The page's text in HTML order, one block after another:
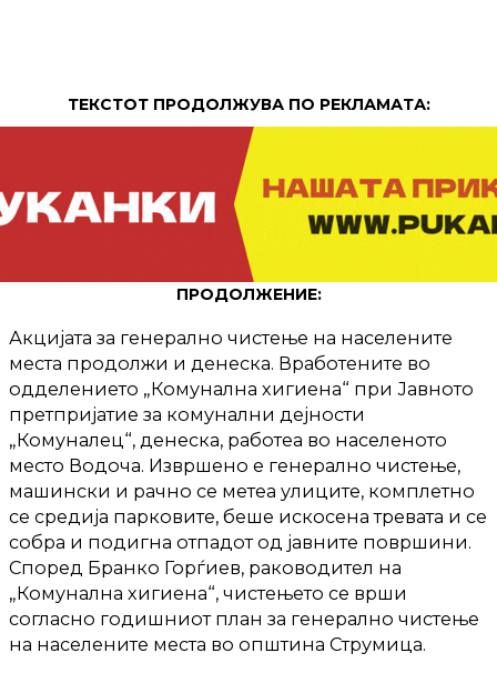
ТЕКСТОТ ПРОДОЛЖУВА ПО РЕКЛАМАТА:
ПРОДОЛЖЕНИЕ:
Акцијата за генерално чистење на населените
места продолжи и денеска. Вработените во
одделението „Комунална хигиена“ при Јавното
претпријатие за комунални дејности
„Комуналец“, денеска, работеа во населеното
место Водоча. Извршено е генерално чистење,
машински и рачно се метеа улиците, комплетно
се средија парковите, беше искосена тревата и се
собра и подигна отпадот од јавните површини.
Според Бранко Горѓиев, раководител на
„Комунална хигиена“, чистењето се врши
согласно годишниот план за генерално чистење
на населените места во општина Струмица.